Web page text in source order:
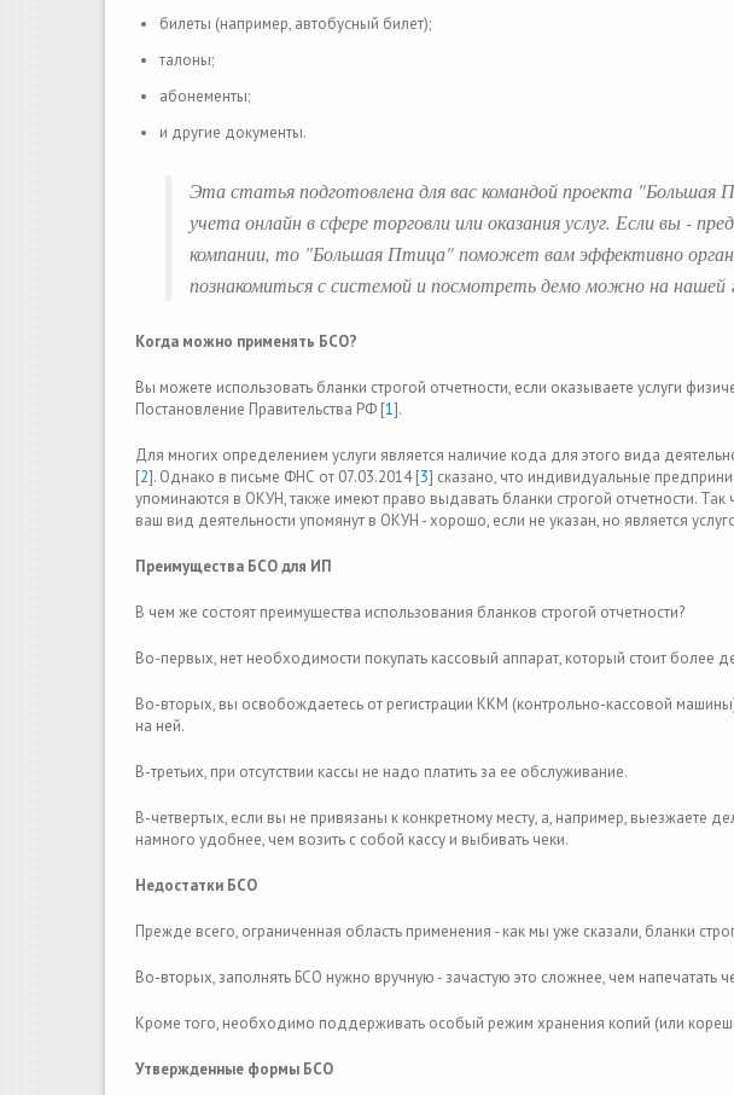
билеты (например, автобусный билет);
талоны;
абонементы;
и другие документы.
Эта статья подготовлена для вас командой проекта "Большая
учета онлайн в сфере торговли или оказания услуг. Если вы -
компании, то "Большая Птица" поможет вам эффективно
познакомиться с системой и посмотреть демо можно на нашей
Когда можно применять БСО?
Вы можете использовать бланки строгой отчетности, если оказываете услуги
Постановление Правительства РФ [1].
Для многих определением услуги является наличие кода для этого вида
[2]. Однако в письме ФНС от 07.03.2014 [3] сказано, что индивидуальные
упоминаются в ОКУН, также имеют право выдавать бланки строгой отчетности.
ваш вид деятельности упомянут в ОКУН - хорошо, если не указан, но является
Преимущества БСО для ИП
В чем же состоят преимущества использования бланков строгой отчетности?
Во-первых, нет необходимости покупать кассовый аппарат, который стоит более
Во-вторых, вы освобождаетесь от регистрации ККМ (контрольно-кассовой
на ней.
В-третьих, при отсутствии кассы не надо платить за ее обслуживание.
В-четвертых, если вы не привязаны к конкретному месту, а, например, выезжаете
намного удобнее, чем возить с собой кассу и выбивать чеки.
Недостатки БСО
Прежде всего, ограниченная область применения - как мы уже сказали, бланки
Во-вторых, заполнять БСО нужно вручную - зачастую это сложнее, чем напечатать
Кроме того, необходимо поддерживать особый режим хранения копий (или
Утвержденные формы БСО